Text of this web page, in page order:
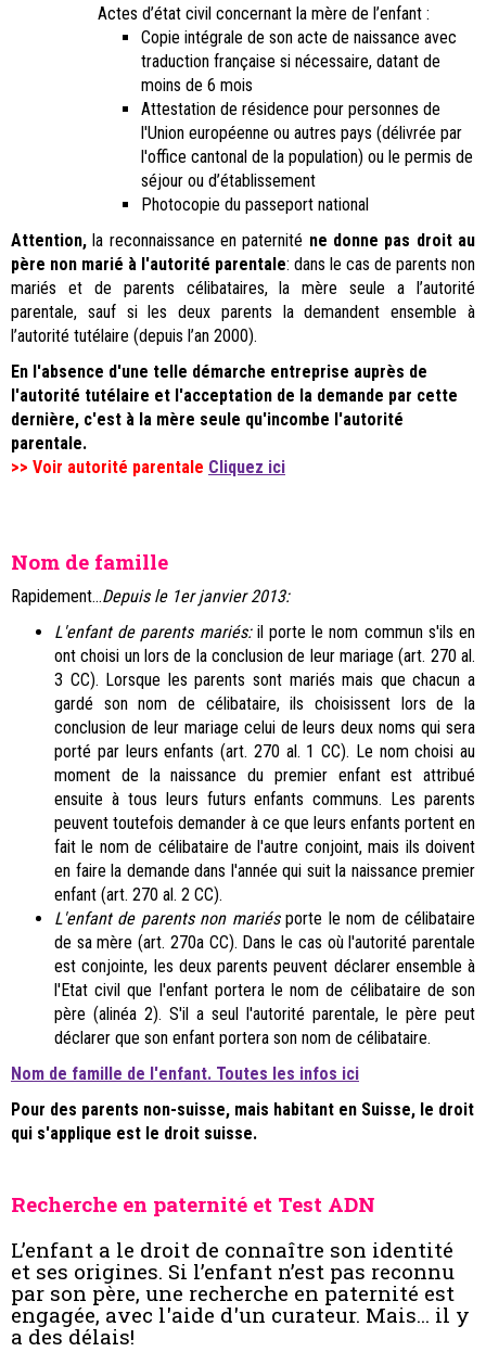
Actes d’état civil concernant la mère de l’enfant :
Copie intégrale de son acte de naissance avec
traduction française si nécessaire, datant de
moins de 6 mois
Attestation de résidence pour personnes de
l'Union européenne ou autres pays (délivrée par
l'office cantonal de la population) ou le permis de
séjour ou d’établissement
Photocopie du passeport national
Attention, la reconnaissance en paternité ne donne pas droit au
père non marié à l'autorité parentale: dans le cas de parents non
mariés et de parents célibataires, la mère seule a l’autorité
parentale, sauf si les deux parents la demandent ensemble à
l’autorité tutélaire (depuis l’an 2000).
En l'absence d'une telle démarche entreprise auprès de
l'autorité tutélaire et l'acceptation de la demande par cette
dernière, c'est à la mère seule qu'incombe l'autorité
parentale.
>> Voir autorité parentale Cliquez ici
Nom de famille
Rapidement...Depuis le 1er janvier 2013:
L'enfant de parents mariés: il porte le nom commun s'ils en
ont choisi un lors de la conclusion de leur mariage (art. 270 al.
3 CC). Lorsque les parents sont mariés mais que chacun a
gardé son nom de célibataire, ils choisissent lors de la
conclusion de leur mariage celui de leurs deux noms qui sera
porté par leurs enfants (art. 270 al. 1 CC). Le nom choisi au
moment de la naissance du premier enfant est attribué
ensuite à tous leurs futurs enfants communs. Les parents
peuvent toutefois demander à ce que leurs enfants portent en
fait le nom de célibataire de l'autre conjoint, mais ils doivent
en faire la demande dans l'année qui suit la naissance premier
enfant (art. 270 al. 2 CC).
L'enfant de parents non mariésporte le nom de célibataire
de sa mère (art. 270a CC). Dans le cas où l'autorité parentale
est conjointe, les deux parents peuvent déclarer ensemble à
l'Etat civil que l'enfant portera le nom de célibataire de son
père (alinéa 2). S'il a seul l'autorité parentale, le père peut
déclarer que son enfant portera son nom de célibataire.
Nom de famille de l'enfant. Toutes les infos ici
Pour des parents non-suisse, mais habitant en Suisse, le droit
qui s'applique est le droit suisse.
Recherche en paternité et Test ADN
L’enfant a le droit de connaître son identité
et ses origines. Si l’enfant n’est pas reconnu
par son père, une recherche en paternité est
engagée, avec l'aide d'un curateur. Mais... il y
a des délais!